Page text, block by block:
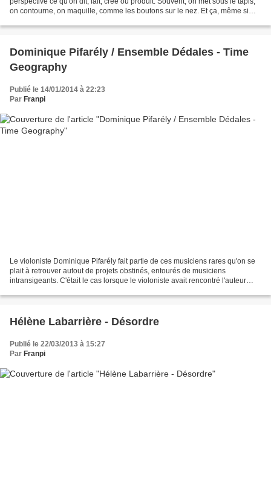
on contourne, on maquille, comme les boutons sur le nez. Et ça, même si
Dominique Pifarély / Ensemble Dédales - Time
Geography
Publié le 14/01/2014 à 22:23
Par Franpi
Le violoniste Dominique Pifarély fait partie de ces musiciens rares qu'on se
plait à retrouver autout de projets obstinés, entourés de musiciens
intransigeants. C'était le cas lorsque le violoniste avait rencontré l'auteur
Hélène Labarrière - Désordre
Publié le 22/03/2013 à 15:27
Par Franpi